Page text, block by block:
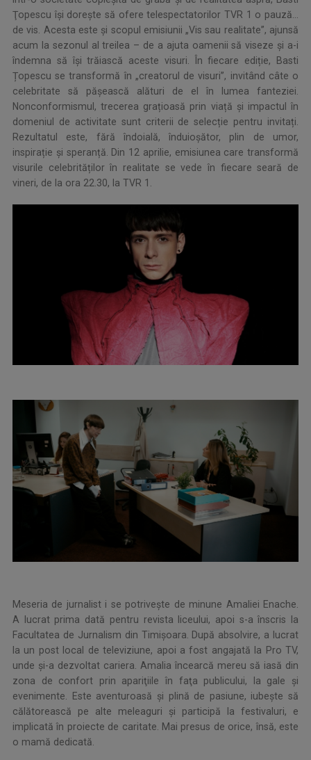
Ţopescu îşi dorește să ofere telespectatorilor TVR 1 o pauză...
de vis. Acesta este şi scopul emisiunii „Vis sau realitate”, ajunsă
acum la sezonul al treilea – de a ajuta oamenii să viseze şi a-i
îndemna să îşi trăiască aceste visuri. În fiecare ediție, Basti
Țopescu se transformă în „creatorul de visuri”, invitând câte o
celebritate să pășească alături de el în lumea fanteziei.
Nonconformismul, trecerea grațioasă prin viață și impactul în
domeniul de activitate sunt criterii de selecție pentru invitați.
Rezultatul este, fără îndoială, înduioșător, plin de umor,
inspirație și speranță. Din 12 aprilie, emisiunea care transformă
visurile celebrităților în realitate se vede în fiecare seară de
vineri, de la ora 22.30, la TVR 1.
Meseria de jurnalist i se potriveşte de minune Amaliei Enache.
A lucrat prima dată pentru revista liceului, apoi s-a înscris la
Facultatea de Jurnalism din Timişoara. După absolvire, a lucrat
la un post local de televiziune, apoi a fost angajată la Pro TV,
unde şi-a dezvoltat cariera. Amalia încearcă mereu să iasă din
zona de confort prin apariţiile în faţa publicului, la gale şi
evenimente. Este aventuroasă şi plină de pasiune, iubeşte să
călătorească pe alte meleaguri şi participă la festivaluri, e
implicată în proiecte de caritate. Mai presus de orice, însă, este
o mamă dedicată.